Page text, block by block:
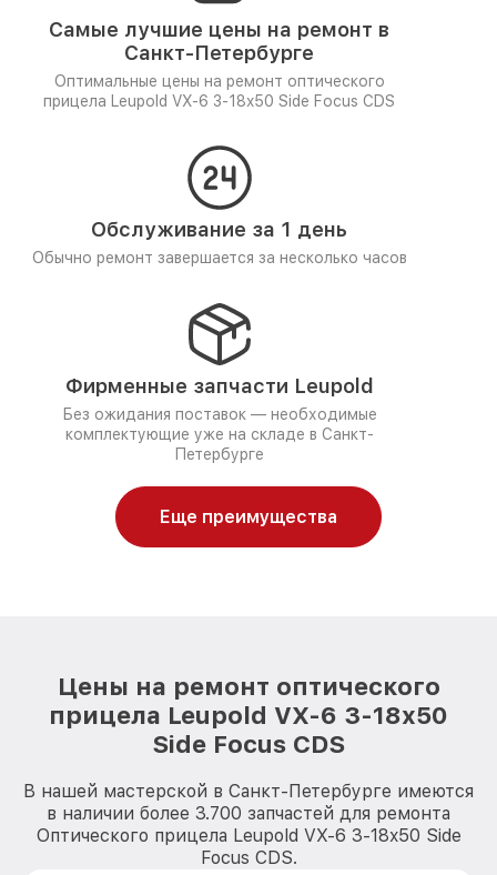
Самые лучшие цены на ремонт в
Санкт-Петербурге
Оптимальные цены на ремонт оптического
прицела Leupold VX-6 3-18x50 Side Focus CDS
Обслуживание за 1 день
Обычно ремонт завершается за несколько часов
Фирменные запчасти Leupold
Без ожидания поставок — необходимые
комплектующие уже на складе в Санкт-
Петербурге
Еще преимущества
Цены на ремонт оптического
прицела Leupold VX-6 3-18x50
Side Focus CDS
В нашей мастерской в Санкт-Петербурге имеются
в наличии более 3.700 запчастей для ремонта
Оптического прицела Leupold VX-6 3-18x50 Side
Focus CDS.